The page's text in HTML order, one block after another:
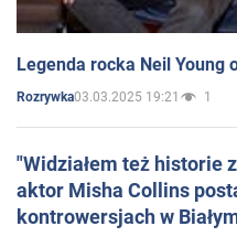
Legenda rocka Neil Young
Rozrywka03.03.2025 19:21 1
"Widziałem też historie
aktor Misha Collins
kontrowersjach w